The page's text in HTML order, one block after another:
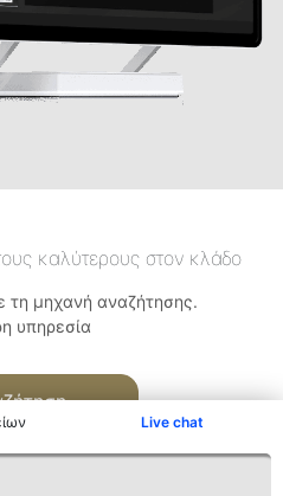
Live chat
καλύτερους στον κλάδο
τη μηχανή αναζήτησης.
υπηρεσία